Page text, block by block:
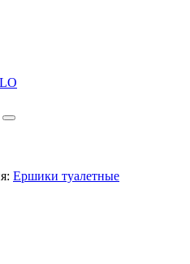
Ершики туалетные